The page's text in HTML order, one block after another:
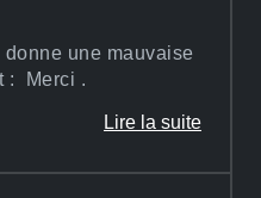
une mauvaise
: Merci .
Lire la suite